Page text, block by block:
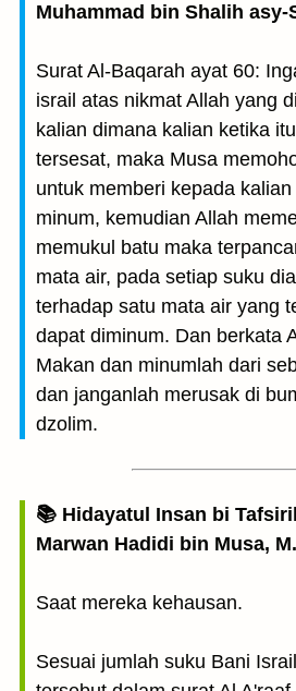
Muhammad bin Shalih asy-
Surat Al-Baqarah ayat 60:
israil atas nikmat Allah yang
kalian dimana kalian ketika
tersesat, maka Musa
untuk memberi kepada
minum, kemudian Allah
memukul batu maka
mata air, pada setiap suku
terhadap satu mata air yang
dapat diminum. Dan berkata
Makan dan minumlah dari
dan janganlah merusak di
dzolim.
📚 Hidayatul Insan bi
Marwan Hadidi bin Musa,
Saat mereka kehausan.
Sesuai jumlah suku Bani